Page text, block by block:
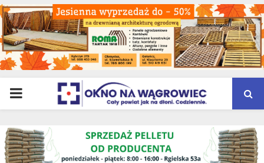
PRIMARY
MENU